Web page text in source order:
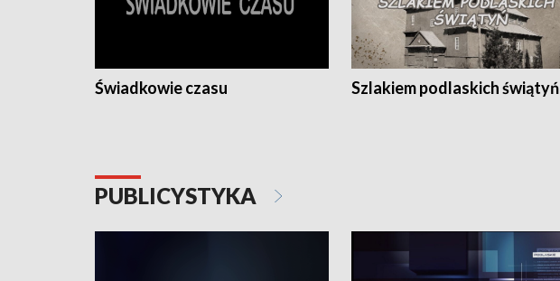
Świadkowie czasu Szlakiem podlaskich świątyń
PUBLICYSTYKA